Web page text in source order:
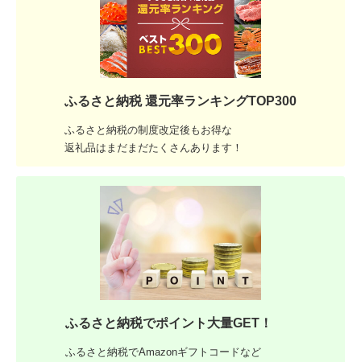
ふるさと納税 還元率ランキングTOP300
ふるさと納税の制度改定後もお得な
返礼品はまだまだたくさんあります！
ふるさと納税でポイント大量GET！
ふるさと納税でAmazonギフトコードなど